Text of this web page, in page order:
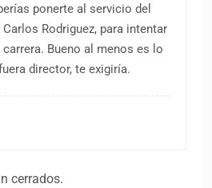
ponerte al servicio del
Rodriguez, para intentar
carrera. Bueno al menos es lo
director, te exigiría.
cerrados.